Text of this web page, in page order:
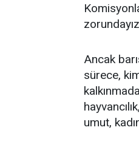
Ancak
sürece,
umut,